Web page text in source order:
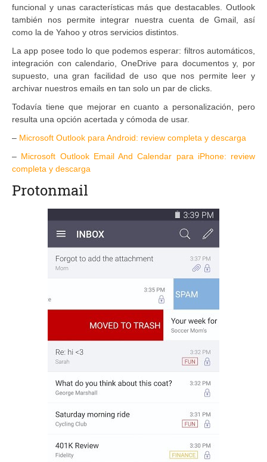
funcional y unas características más que destacables. Outlook
también nos permite integrar nuestra cuenta de Gmail, así
como la de Yahoo y otros servicios distintos.
La app posee todo lo que podemos esperar: filtros automáticos,
integración con calendario, OneDrive para documentos y, por
supuesto, una gran facilidad de uso que nos permite leer y
archivar nuestros emails en tan solo un par de clicks.
Todavía tiene que mejorar en cuanto a personalización, pero
resulta una opción acertada y cómoda de usar.
– Microsoft Outlook para Android: review completa y descarga
– Microsoft Outlook Email And Calendar para iPhone: review
completa y descarga
Protonmail